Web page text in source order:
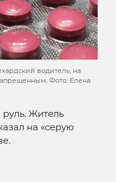
водитель, на
Фото: Елена
руль. Житель
на «серую